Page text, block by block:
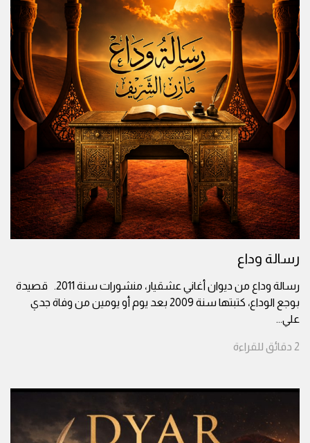
رسالة وداع
رسالة وداع من ديوان أغاني عشقيار، منشورات سنة 2011. قصيدة
بوجع الوداع، كتبتها سنة 2009 بعد يوم أو يومين من وفاة جدي
علي...
2 دقائق للقراءة